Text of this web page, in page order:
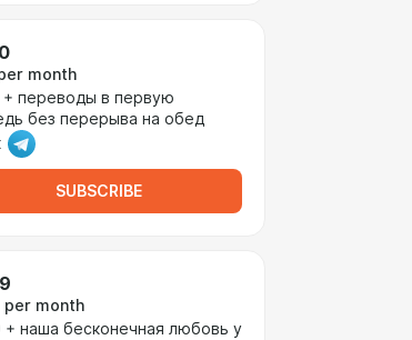
month
+ переводы в первую
без перерыва на обед
SUBSCRIBE
per month
+ наша бесконечная любовь у